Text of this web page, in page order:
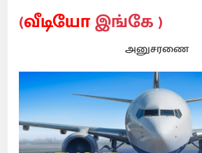
(வீடியோஇங்கே )
அனுசரணை